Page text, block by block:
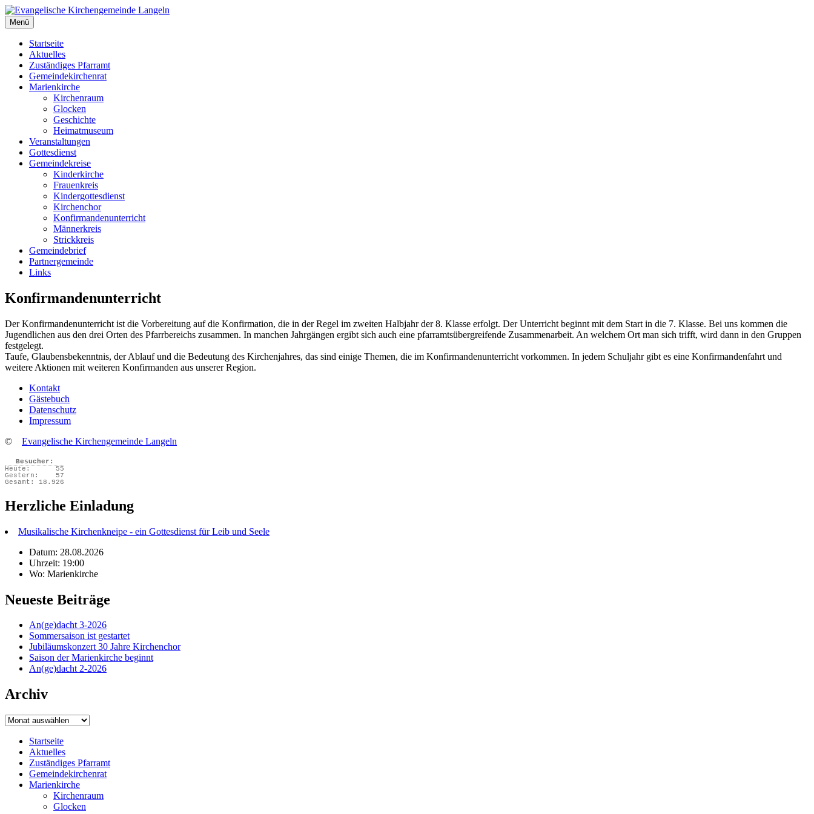
Zum
Inhalt
springen
Evangelische Kirchengemeinde Langeln
Evangelische Kirchengemeinde Langeln
Menü
Startseite
Aktuelles
Zuständiges Pfarramt
Gemeindekirchenrat
Marienkirche
Kirchenraum
Glocken
Geschichte
Heimatmuseum
Veranstaltungen
Gottesdienst
Gemeindekreise
Kinderkirche
Frauenkreis
Kindergottesdienst
Kirchenchor
Konfirmandenunterricht
Männerkreis
Strickkreis
Gemeindebrief
Partnergemeinde
Links
Konfirmandenunterricht
Der Konfirmandenunterricht ist die Vorbereitung auf die Konfirmation, die in der Regel im zweiten Halbjahr der 8. Klasse erfolgt. Der Unterricht beginnt mit dem Start in die 7. Klasse. Bei uns kommen die
Jugendlichen aus den drei Orten des Pfarrbereichs zusammen. In manchen Jahrgängen ergibt sich auch eine pfarramtsübergreifende Zusammenarbeit. An welchem Ort man sich trifft, wird dann in den Gruppen
festgelegt.
Taufe, Glaubensbekenntnis, der Ablauf und die Bedeutung des Kirchenjahres, das sind einige Themen, die im Konfirmandenunterricht vorkommen. In jedem Schuljahr gibt es eine Konfirmandenfahrt und
weitere Aktionen mit weiteren Konfirmanden aus unserer Region.
Kontakt
Gästebuch
Datenschutz
Impressum
© Evangelische Kirchengemeinde Langeln
Besucher:
Heute:
55
Gestern:
57
Gesamt:
18.926
Herzliche Einladung
Musikalische Kirchenkneipe - ein Gottesdienst für Leib und Seele
Datum: 28.08.2026
Uhrzeit: 19:00
Wo: Marienkirche
Neueste Beiträge
An(ge)dacht 3-2026
Sommersaison ist gestartet
Jubiläumskonzert 30 Jahre Kirchenchor
Saison der Marienkirche beginnt
An(ge)dacht 2-2026
Archiv
Archiv
Startseite
Aktuelles
Zuständiges Pfarramt
Gemeindekirchenrat
Marienkirche
Kirchenraum
Glocken